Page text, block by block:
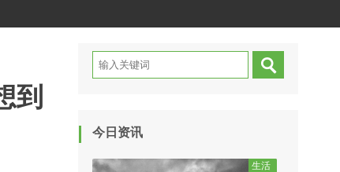
到
今日资讯
生活